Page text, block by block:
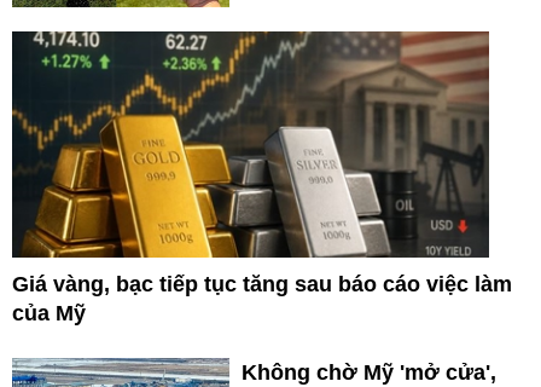
Giá vàng, bạc tiếp tục tăng sau báo cáo việc làm
của Mỹ
Không chờ Mỹ 'mở cửa',